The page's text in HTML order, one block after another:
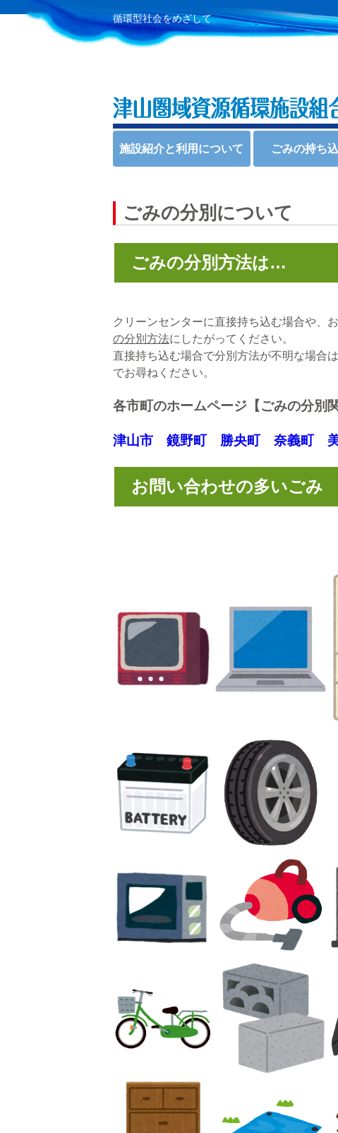
循環型社会をめざして
施設紹介と利用について ごみの持ち
ごみの分別について
ごみの分別方法は…
クリーンセンターに直接持ち込む場合や、
の分別方法にしたがってください。
直接持ち込む場合で分別方法が不明な場合
でお尋ねください。
各市町のホームページ【ごみの分別
津山市 鏡野町 勝央町 奈義町
お問い合わせの多いごみ